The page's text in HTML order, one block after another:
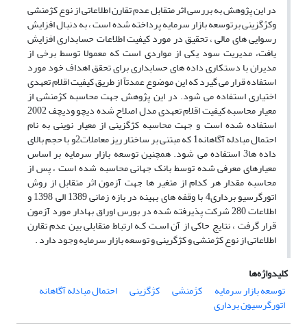
در این پژوهش به بررسی اثر متقابل عدم تقارن اطلاعاتی از نوع کژمنشی
وکژگزینی برتوسعه بازار سرمایه پرداخته شده است ، به دنبال افزایش
رسوایی های مالی ، تحقیق در مورد کیفیت اطلاعات حسابداری افزایش
یافت، مدیریت سود یکی از مواردی است که معمولا توسط برخی از
مدیران با دستکاری داده های حسابداری برای تحقق اهداف خود مورد
استفاده قرار می گیرد که این موضوع عمدتاً از طریق کیفیت اقلام تعهدی
اختیاری استفاده می شود. در این پژوهش جهت محاسبه کژمنشی از
معیار محاسبه کیفیت اقلام تعهدی مدل اصلاح شده دیچو ودیچف 2002
استفاده شده است و جهت محاسبه کژگزینی از معیار نوینی به نام
احتمال مبادله آگاهانه1 که مبتنی بر ساختار ریز معاملات2و با حجم بالای
داده ها3 استفاده می شود. همچنین توسعه بازار سرمایه بر اساس
معیارهای معرفی شده توسط بانک جهانی محاسبه شده است ، پس از
محاسبه مقدار هر کدام از متغیر ها جهت آزمون اثر متقابل از روش
اتورگرسیو برداری4 با وقفه های بهینه در بازه زمانی 1389 الی 1398 و
اطلاعات 280 شرکت پذیرفته شده در بورس اوراق بهادار مورد آزمون
قرار گرفت ، نتایج حاکی از آن اسـت کـه ارتباط متقابلی بین عدم تقارن
اطلاعاتی از نوع کژمنشی و کژگرینی و توسعه بازار سرمایه وجود دارد .
کلیدواژه‌ها
توسعه بازار سرمایه
کژمنشی کژگزینی احتمال مبادله آگاهانه
اتورگرسیون برداری